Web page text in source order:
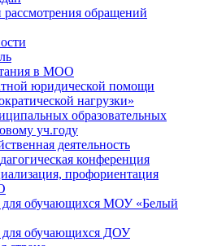
обращений
в МОО
юридической помощи
нагрузки»
образовательных
уч.году
деятельность
конференция
профориентация
для обучающихся МОУ «Белый
для обучающихся ДОУ